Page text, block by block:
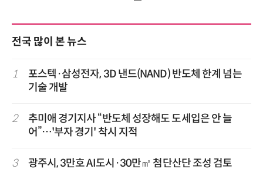
전국 많이 본 뉴스
1
포스텍·삼성전자, 3D 낸드(NAND) 반도체 한계 넘는
기술 개발
2
추미애 경기지사 “반도체 성장해도 도세입은 안 늘
어”…'부자 경기' 착시 지적
3 광주시, 3만호 AI도시·30만㎡ 첨단산단 조성 검토